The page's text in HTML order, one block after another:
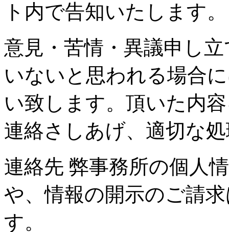
ト内で告知いたします。
意見・苦情・異議申し
いないと思われる場合
い致します。頂いた内
連絡さしあげ、適切な
連絡先 弊事務所の個人
や、情報の開示のご請
す。